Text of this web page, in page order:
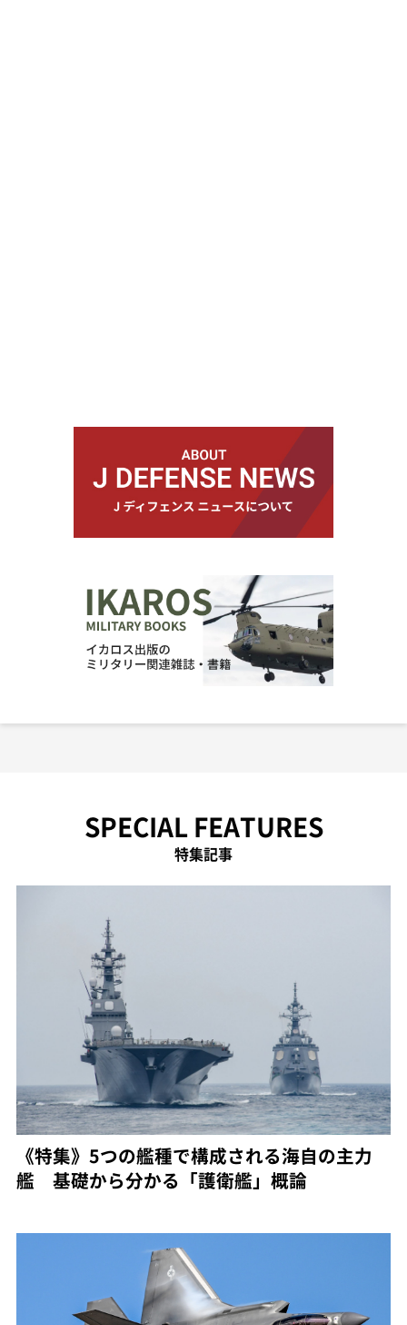
SPECIAL FEATURES
特集記事
《特集》5つの艦種で構成される海自の主力
艦 基礎から分かる「護衛艦」概論